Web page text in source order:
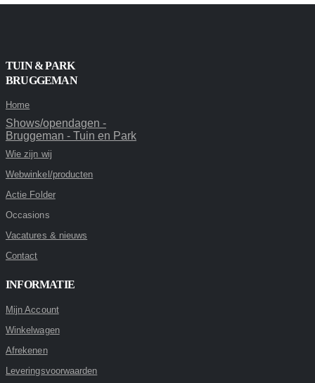
TUIN & PARK
BRUGGEMAN
Home
Shows/opendagen -
Bruggeman - Tuin en Park
Wie zijn wij
Webwinkel/producten
Actie Folder
Occasions
Vacatures & nieuws
Contact
INFORMATIE
Mijn Account
Winkelwagen
Afrekenen
Leveringsvoorwaarden